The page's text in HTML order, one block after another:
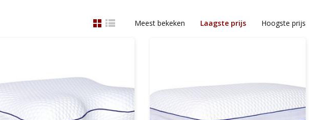
Meest bekeken Laagste prijs Hoogste prijs